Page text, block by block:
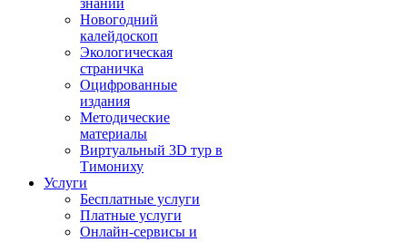
знаний
Новогодний
калейдоскоп
Экологическая
страничка
Оцифрованные
издания
Методические
материалы
Виртуальный 3D тур в
Тимониху
Услуги
Бесплатные услуги
Платные услуги
Онлайн-сервисы и